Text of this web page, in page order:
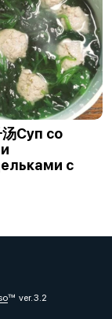
Суп со
с
ver. 3.2